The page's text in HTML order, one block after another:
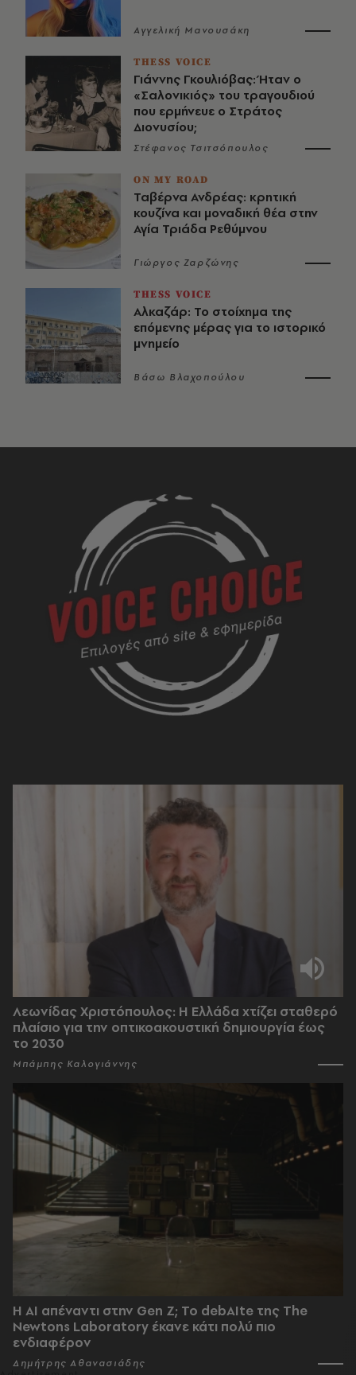
Αγγελική Μανουσάκη
THESS VOICE
Γιάννης Γκουλιόβας: Ήταν ο
«Σαλονικιός» του τραγουδιού
που ερμήνευε ο Στράτος
Διονυσίου;
Στέφανος Τσιτσόπουλος
ON MY ROAD
Ταβέρνα Ανδρέας: κρητική
κουζίνα και μοναδική θέα στην
Αγία Τριάδα Ρεθύμνου
Γιώργος Ζαρζώνης
THESS VOICE
Αλκαζάρ: Το στοίχημα της
επόμενης μέρας για το ιστορικό
μνημείο
Βάσω Βλαχοπούλου
Λεωνίδας Χριστόπουλος: Η Ελλάδα χτίζει σταθερό
πλαίσιο για την οπτικοακουστική δημιουργία έως
το 2030
Μπάμπης Καλογιάννης
Η AI απέναντι στην Gen Z; Το debAIte της The
Newtons Laboratory έκανε κάτι πολύ πιο
ενδιαφέρον
Δημήτρης Αθανασιάδης